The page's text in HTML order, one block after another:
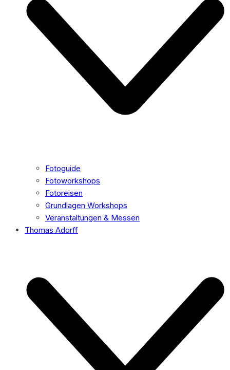
Fotoguide
Fotoworkshops
Fotoreisen
Grundlagen Workshops
Veranstaltungen & Messen
Thomas Adorff